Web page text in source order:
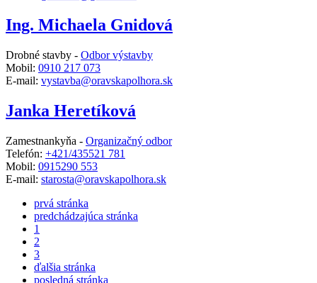
Ing. Michaela Gnidová
Drobné stavby - Odbor výstavby
Mobil: 0910 217 073
E-mail: vystavba@oravskapolhora.sk
Janka Heretíková
Zamestnankyňa - Organizačný odbor
Telefón: +421/435521 781
Mobil: 0915290 553
E-mail: starosta@oravskapolhora.sk
prvá stránka
predchádzajúca stránka
1
2
3
ďalšia stránka
posledná stránka